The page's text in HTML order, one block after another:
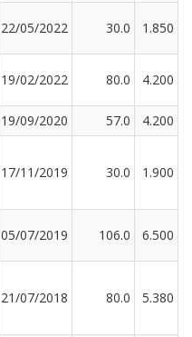
22/05/2022 30.0 1.850
19/02/2022 80.0 4.200
19/09/2020 57.0
4.200
17/11/2019 30.0 1.900
05/07/2019 106.0 6.500
21/07/2018 80.0 5.380